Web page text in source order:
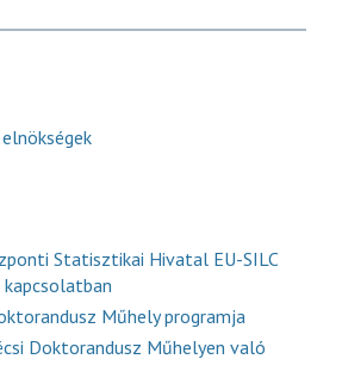
Statisztikai Hivatal EU-SILC
Műhely programja
Doktorandusz Műhelyen való